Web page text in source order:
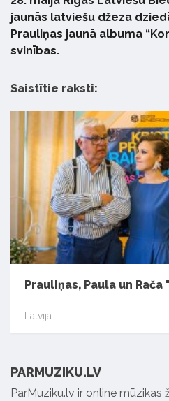
jaunās latviešu džeza
Prauliņas jaunā albuma
svinības.
Saistītie raksti:
Prauliņas, Paula un
Latvijā
PARMUZIKU.LV
ParMuziku.lv ir online mūzikas